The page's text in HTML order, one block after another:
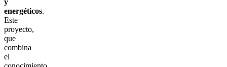
y
energéticos.
Este
proyecto,
que
combina
el